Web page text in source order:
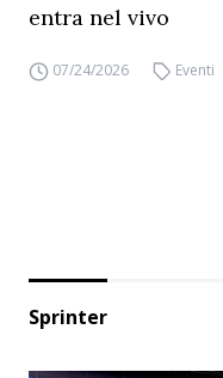
entra nel vivo
07/24/2026 Eventi
Sprinter